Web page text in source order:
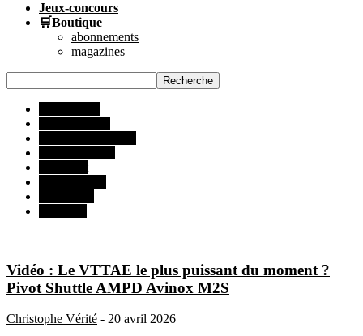
Jeux-concours
🛒Boutique
abonnements
magazines
Vidéo : Le VTTAE le plus puissant du moment ?
Pivot Shuttle AMPD Avinox M2S
Christophe Vérité - 20 avril 2026